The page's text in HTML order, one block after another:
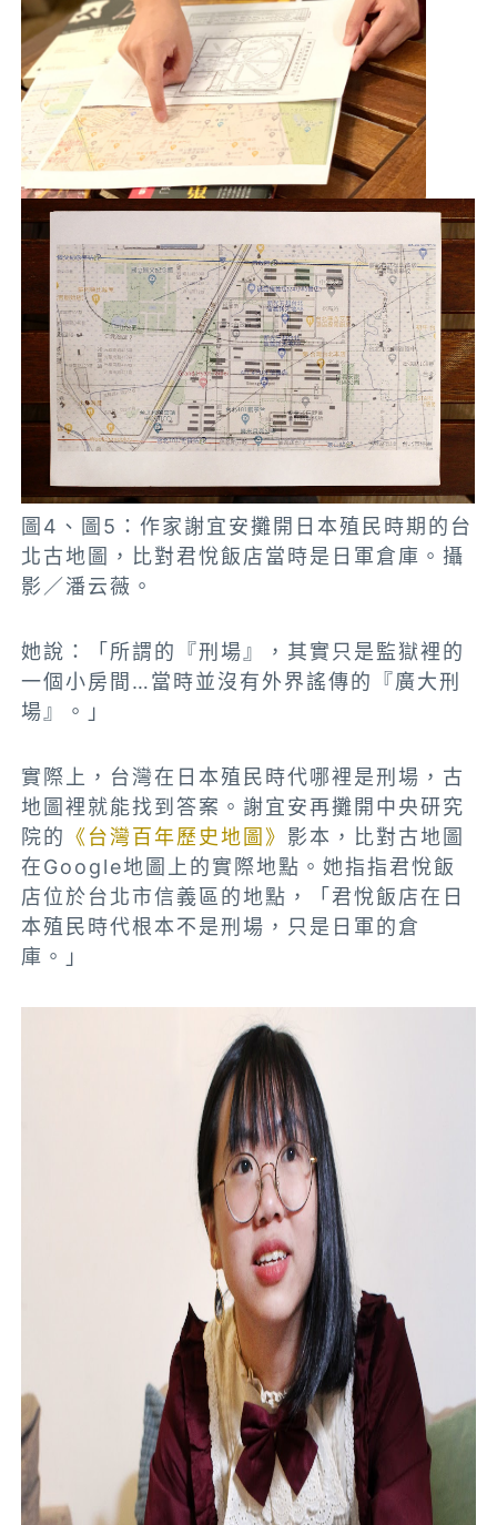
圖4、圖5：作家謝宜安攤開日本殖民時期的台
北古地圖，比對君悅飯店當時是日軍倉庫。攝
影／潘云薇。
她說：「所謂的『刑場』，其實只是監獄裡的
一個小房間…當時並沒有外界謠傳的『廣大刑
場』。」
實際上，台灣在日本殖民時代哪裡是刑場，古
地圖裡就能找到答案。謝宜安再攤開中央研究
院的 《台灣百年歷史地圖》 影本，比對古地圖
在Google地圖上的實際地點。她指指君悅飯
店位於台北市信義區的地點，「君悅飯店在日
本殖民時代根本不是刑場，只是日軍的倉
庫。」